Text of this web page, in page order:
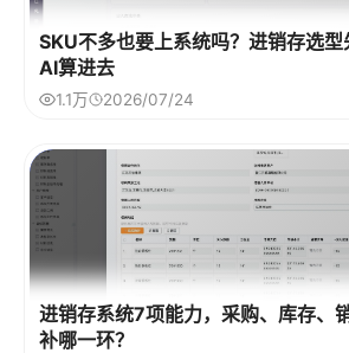
SKU不多也要上系统吗？进销存选
AI算进去
1.1万 2026/07/24
进销存系统7项能力，采购、库存、
补哪一环？